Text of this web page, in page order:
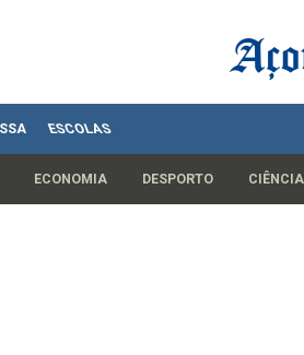
ESCOLAS
ECONOMIA DESPORTO CIÊNCIA